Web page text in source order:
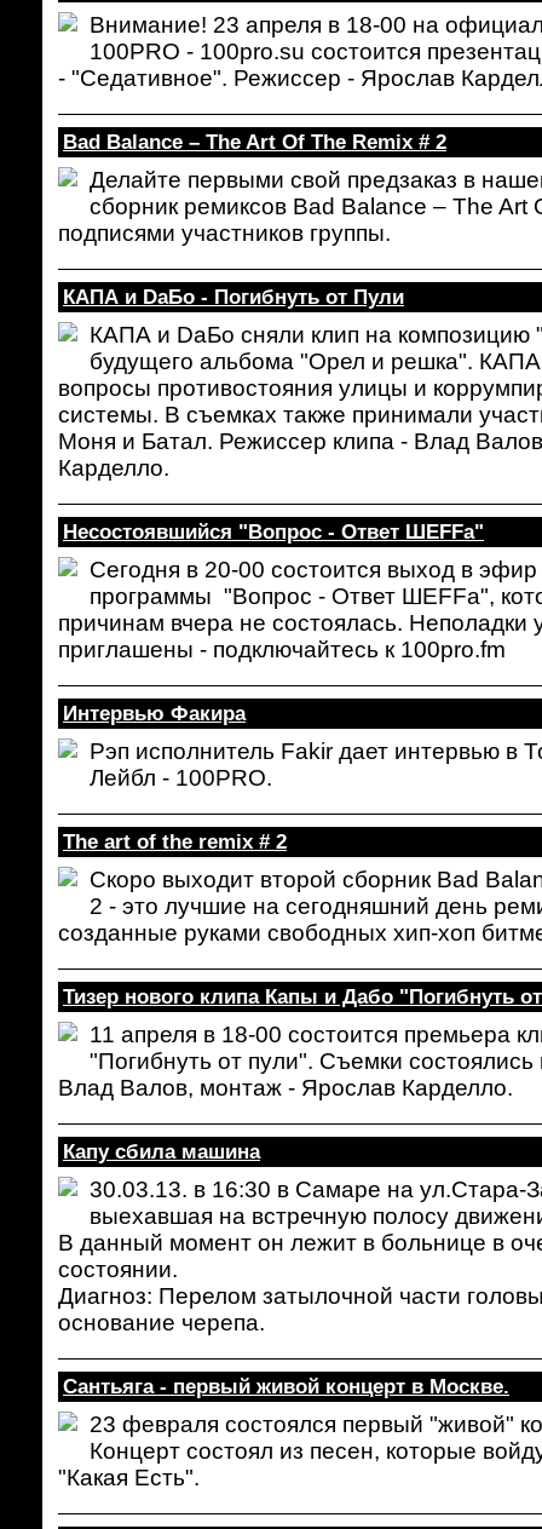
Внимание! 23 апреля в 18-00 на
100PRO - 100pro.su состоится
- "Седативное". Режиссер -
Bad Balance – The Art Of The Remix # 2
Делайте первыми свой предзаказ в
сборник ремиксов Bad Balance – The Art
подписями участников группы.
КАПА и DaБо - Погибнуть от Пули
КАПА и DaБо сняли клип на композицию
будущего альбома "Орел и решка".
вопросы противостояния улицы и
системы. В съемках также принимали
Моня и Батал. Режиссер клипа - Влад
Карделло.
Несостоявшийся "Вопрос - Ответ ШЕFFa"
Сегодня в 20-00 состоится выход в
программы "Вопрос - Ответ ШЕFFa",
причинам вчера не состоялась. Неполадки
приглашены - подключайтесь к 100pro.fm
Интервью Факира
Рэп исполнитель Fakir дает интервью в
Лейбл - 100PRO.
The art of the remix # 2
Скоро выходит второй сборник Bad
2 - это лучшие на сегодняшний день
созданные руками свободных хип-хоп
Тизер нового клипа Капы и Дабо "Погибнуть
11 апреля в 18-00 состоится премьера
"Погибнуть от пули". Съемки
Влад Валов, монтаж - Ярослав Карделло.
Капу сбила машина
30.03.13. в 16:30 в Самаре на ул.Стара-
выехавшая на встречную полосу
В данный момент он лежит в больнице в
состоянии.
Диагноз: Перелом затылочной части
основание черепа.
Сантьяга - первый живой концерт в Москве.
23 февраля состоялся первый "живой"
Концерт состоял из песен, которые
"Какая Есть".